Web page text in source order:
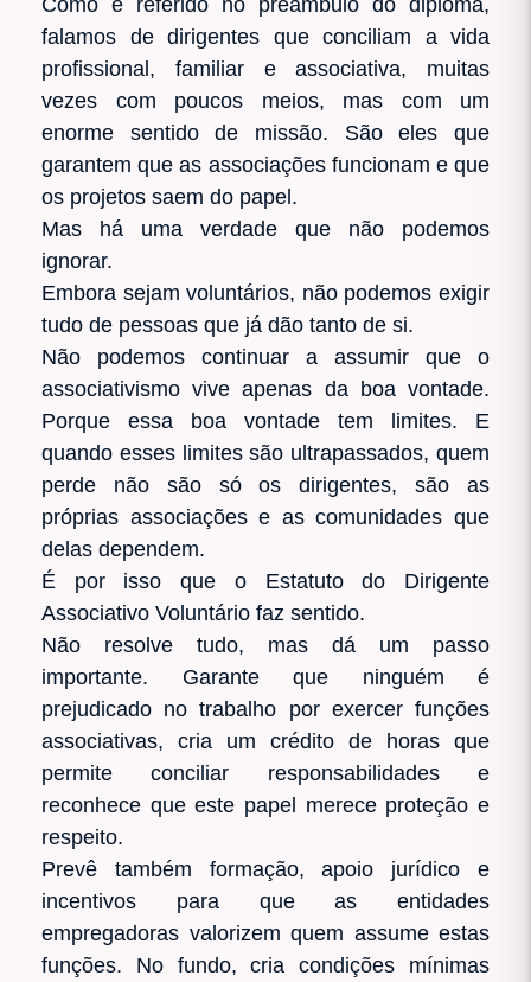
falamos de dirigentes que conciliam a vida
profissional, familiar e associativa, muitas
vezes com poucos meios, mas com um
enorme sentido de missão. São eles que
garantem que as associações funcionam e que
os projetos saem do papel.
Mas há uma verdade que não podemos
ignorar.
Embora sejam voluntários, não podemos exigir
tudo de pessoas que já dão tanto de si.
Não podemos continuar a assumir que o
associativismo vive apenas da boa vontade.
Porque essa boa vontade tem limites. E
quando esses limites são ultrapassados, quem
perde não são só os dirigentes, são as
próprias associações e as comunidades que
delas dependem.
É por isso que o Estatuto do Dirigente
Associativo Voluntário faz sentido.
Não resolve tudo, mas dá um passo
importante. Garante que ninguém é
prejudicado no trabalho por exercer funções
associativas, cria um crédito de horas que
permite conciliar responsabilidades e
reconhece que este papel merece proteção e
respeito.
Prevê também formação, apoio jurídico e
incentivos para que as entidades
empregadoras valorizem quem assume estas
funções. No fundo, cria condições mínimas